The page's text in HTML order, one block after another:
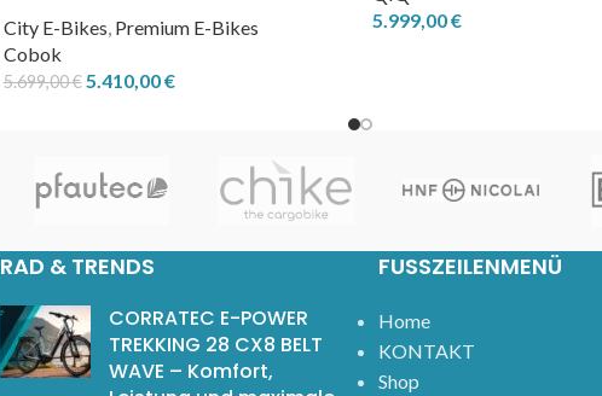
City E-Bikes Premium E-Bikes
Cobok
5.699,00€ 5.410,00€
5.999,00€
RAD & TRENDS
CORRATEC E-POWER
TREKKING 28 CX8 BELT
WAVE – Komfort,
FUSSZEILENMENÜ
Home
KONTAKT
Shop